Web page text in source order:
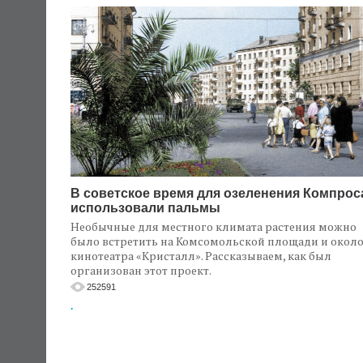
В советское время для озеленения
использовали пальмы
Необычные для местного климата растения можно
было встретить на Комсомольской площади и около
кинотеатра «Кристалл». Рассказываем, как был
организован этот проект.
252591
.